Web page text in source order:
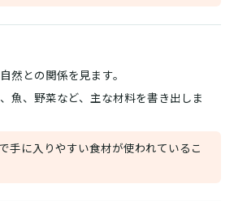
然との関係を見ます。
魚、野菜など、主な材料を書き出しま
手に入りやすい食材が使われているこ